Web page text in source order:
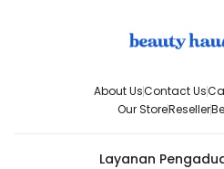
About UsContact Us
Our StoreReseller
Layanan